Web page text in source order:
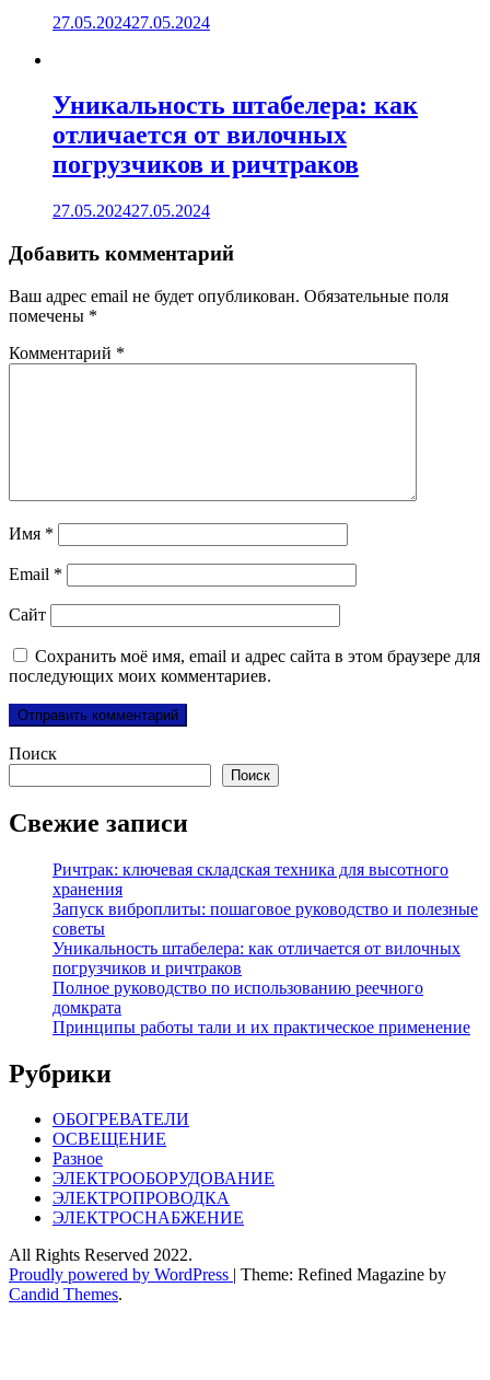
27.05.202427.05.2024
Уникальность штабелера: как
отличается от вилочных
погрузчиков и ричтраков
27.05.202427.05.2024
Добавить комментарий
Ваш адрес email не будет опубликован. Обязательные поля
помечены *
Комментарий *
Имя *
Email *
Сайт
Сохранить моё имя, email и адрес сайта в этом браузере для
последующих моих комментариев.
Поиск
Поиск
Свежие записи
Ричтрак: ключевая складская техника для высотного
хранения
Запуск виброплиты: пошаговое руководство и полезные
советы
Уникальность штабелера: как отличается от вилочных
погрузчиков и ричтраков
Полное руководство по использованию реечного
домкрата
Принципы работы тали и их практическое применение
Рубрики
ОБОГРЕВАТЕЛИ
ОСВЕЩЕНИЕ
Разное
ЭЛЕКТРООБОРУДОВАНИЕ
ЭЛЕКТРОПРОВОДКА
ЭЛЕКТРОСНАБЖЕНИЕ
All Rights Reserved 2022.
Proudly powered by WordPress | Theme: Refined Magazine by
Candid Themes.